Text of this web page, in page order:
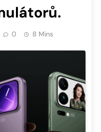
0 8 Mins